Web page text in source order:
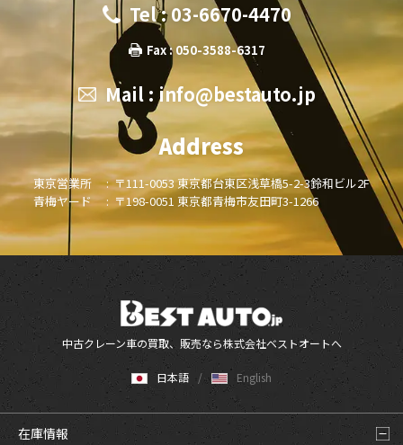
Tel : 03-6670-4470
Fax : 050-3588-6317
Mail : info@bestauto.jp
Address
東京営業所 : 〒111-0053 東京都台東区浅草橋5-2-3鈴和ビル2F
青梅ヤード : 〒198-0051 東京都青梅市友田町3-1266
中古クレーン車の買取、販売なら株式会社ベストオートへ
日本語 English
在庫情報